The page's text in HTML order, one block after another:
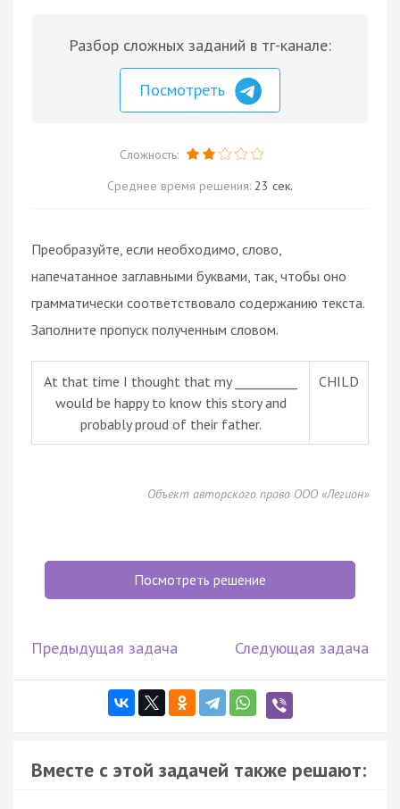
Разбор сложных заданий в тг-канале:
Посмотреть
Сложность:
Среднее время решения: 23 сек.
Преобразуйте, если необходимо, слово,
напечатанное заглавными буквами, так, чтобы оно
грамматически соответствовало содержанию текста.
Заполните пропуск полученным словом.
At that time I thought that my __________
would be happy to know this story and
probably proud of their father.
CHILD
Объект авторского права ООО «Легион»
Посмотреть решение
Предыдущая задача Следующая задача
Вместе с этой задачей также решают: